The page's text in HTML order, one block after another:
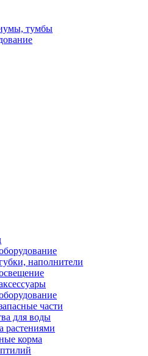
тумбы
наполнители
части
для воды
растениями
корма